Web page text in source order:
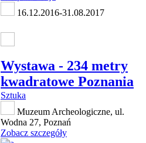
16.12.2016-31.08.2017
Wystawa - 234 metry
kwadratowe Poznania
Sztuka
Muzeum Archeologiczne, ul.
Wodna 27, Poznań
Zobacz szczegóły